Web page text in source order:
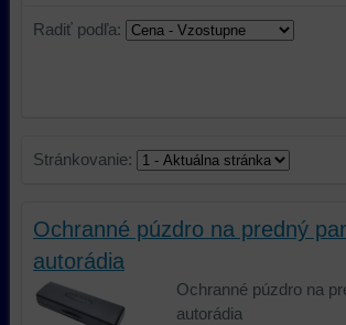
Radiť podľa:
Stránkovanie:
Ochranné púzdro na predný
autorádia
Ochranné púzdro na
autorádia